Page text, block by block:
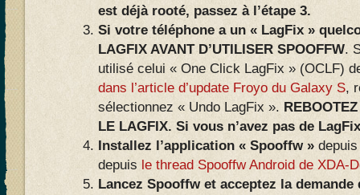
est déjà rooté, passez à l’étape 3.
Si votre téléphone a un « LagFix »
LAGFIX AVANT D’UTILISER SPOOFFW.
utilisé celui « One Click LagFix » (OCLF)
dans l’article d’update Froyo du Galaxy S,
sélectionnez « Undo LagFix ».
LE LAGFIX. Si vous n’avez pas de
Installez l’application « Spooffw »
depuis le thread Spooffw Android de XDA-
Lancez Spooffw et acceptez la